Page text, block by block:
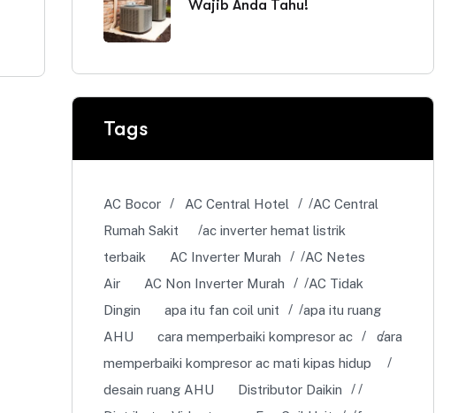
Wajib Anda Tahu!
Tags
AC Bocor AC Central Hotel
AC Central
Rumah Sakit
ac inverter hemat listrik
terbaik
AC Inverter Murah
AC Netes
Air
AC Non Inverter Murah
AC Tidak
Dingin
apa itu fan coil unit
apa itu ruang
AHU
cara memperbaiki kompresor ac
cara
memperbaiki kompresor ac mati kipas hidup
desain ruang AHU
Distributor Daikin